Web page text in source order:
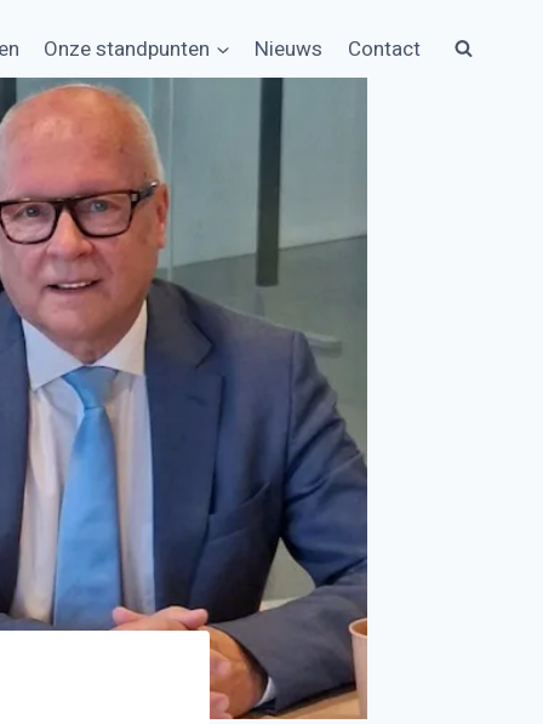
Onze standpunten Nieuws Contact